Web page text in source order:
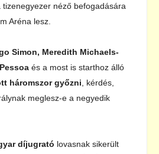
néző befogadására
Aréna lesz.
Simon, Meredith Michaels-
és a most is starthoz álló
háromszor győzni , kérdés,
meglesz-e a negyedik
díjugrató lovasnak sikerült